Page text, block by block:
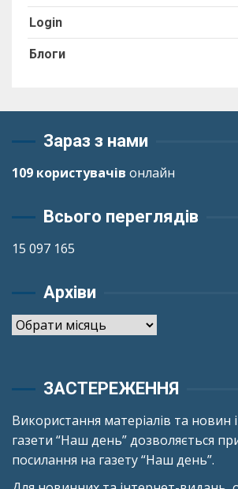
Login
Блоги
Зараз з нами
109 користувачів онлайн
Всього переглядів
15 097 165
Архіви
Архіви
ЗАСТЕРЕЖЕННЯ
Використання матеріалів та новин
газети “Наш день” дозволяється
посилання на газету “Наш день”.